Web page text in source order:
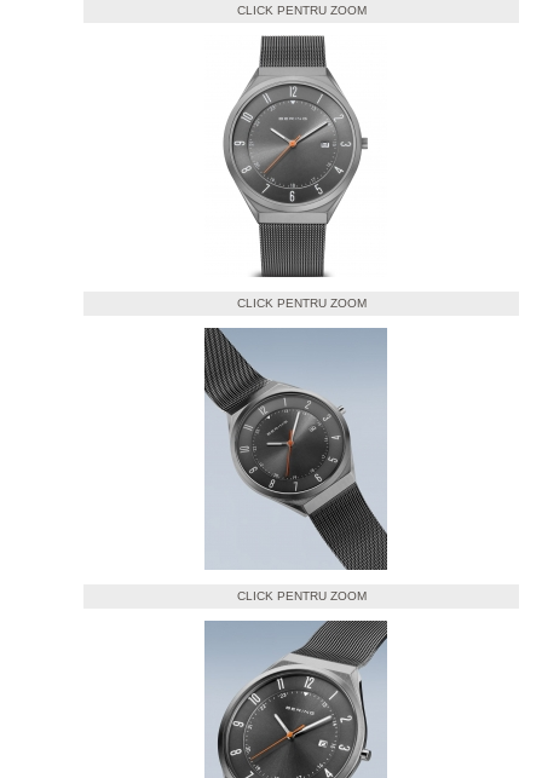
CLICK PENTRU ZOOM
CLICK PENTRU ZOOM
CLICK PENTRU ZOOM